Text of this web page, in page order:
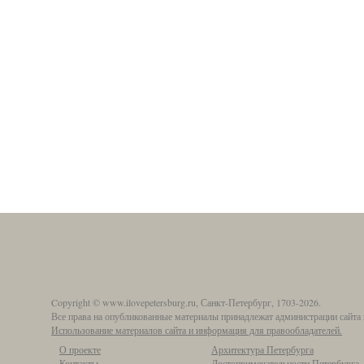
Copyright © www.ilovepetersburg.ru, Санкт-Петербург, 1703-2026.
Все права на опубликованные материалы принадлежат администрации сайта
Использование материалов сайта и информация для правообладателей.
О проекте
Архитектура Петербурга